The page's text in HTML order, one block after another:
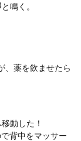
鳴く。
、薬を飲ませたら
動した！
背中をマッサー